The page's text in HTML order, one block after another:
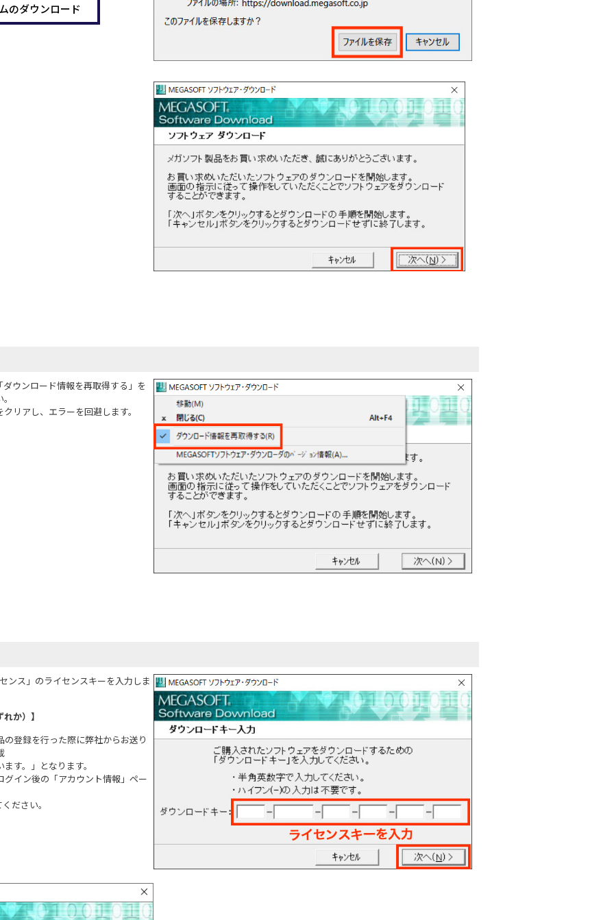
のダウンロード
ウンロード情報を再取得する」を
リアし、エラーを回避します。
ンス」のライセンスキーを入力しま
か）】
登録を行った際に弊社からお送り
す。」となります。
グイン後の「アカウント情報」ペー
ださい。